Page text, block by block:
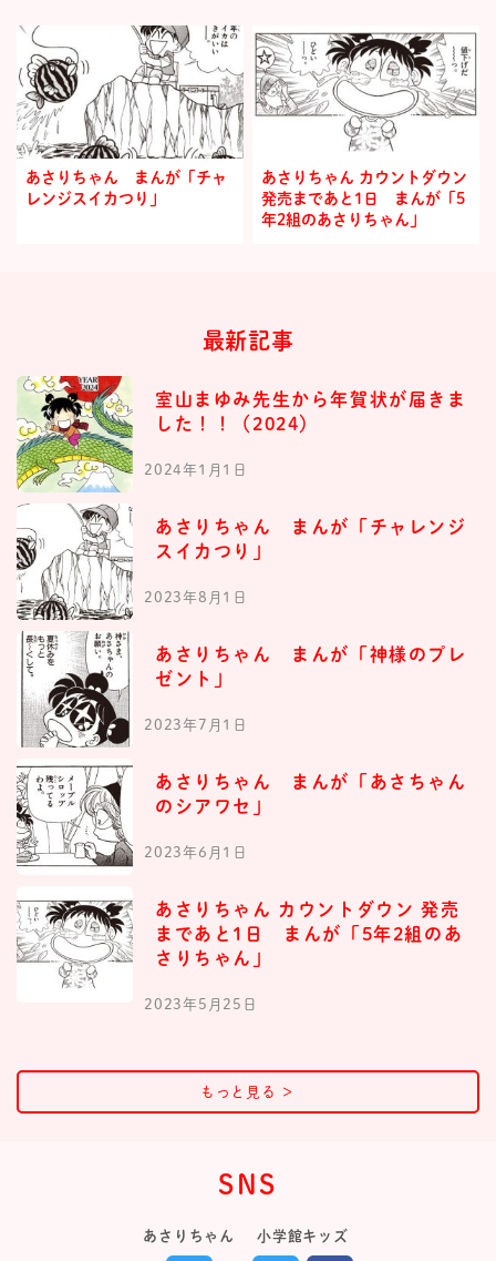
あさりちゃん まんが「チャ
レンジスイカつり」
あさりちゃん カウントダウン
発売まであと1日 まんが「5
年2組のあさりちゃん」
最新記事
室山まゆみ先生から年賀状が届きま
した！！（2024）
2024年1月1日
あさりちゃん まんが「チャレンジ
スイカつり」
2023年8月1日
あさりちゃん まんが「神様のプレ
ゼント」
2023年7月1日
あさりちゃん まんが「あさちゃん
のシアワセ」
2023年6月1日
あさりちゃん カウントダウン 発売
まであと1日 まんが「5年2組のあ
さりちゃん」
2023年5月25日
もっと見る ＞
SNS
あさりちゃん 小学館キッズ